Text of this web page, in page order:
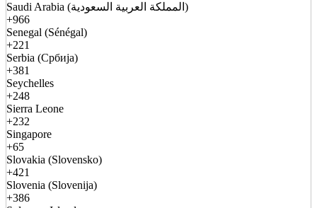
Saudi Arabia (المملكة العربية السعودية)
+966
Senegal (Sénégal)
+221
Serbia (Србија)
+381
Seychelles
+248
Sierra Leone
+232
Singapore
+65
Slovakia (Slovensko)
+421
Slovenia (Slovenija)
+386